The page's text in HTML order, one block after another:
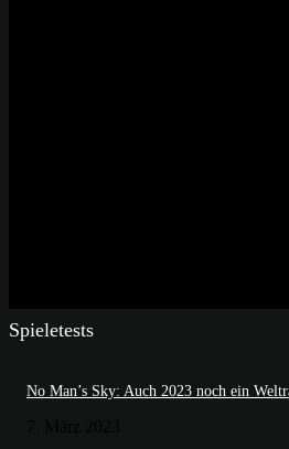
Spieletests
No Man’s Sky: Auch 2023 noch ein